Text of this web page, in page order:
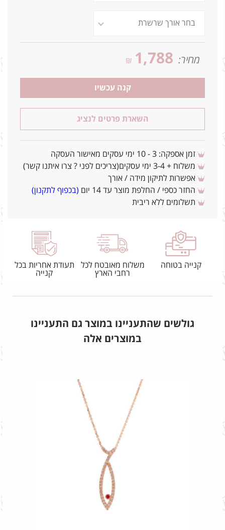
מחיר: 1,788
₪
קנה עכשיו
השארת פרטים לנציג
זמן אספקה: 3 - 10 ימי עסקים מאישור העסקה
משלוח + 3-4 ימי עסקים(צריכים לפני ? צרו איתנו קשר)
אפשרות לתיקון מידה / אורך
החזר כספי / החלפת מוצר עד 14 יום
(בכפוף לתקנון)
תשלומים ללא ריבית
קנייה בטוחה
משלוח מאובטח לכל
רחבי הארץ
תעודת אחריות בכל
קנייה
גולשים שהתעניינו במוצר גם התעניינו
במוצרים אלה